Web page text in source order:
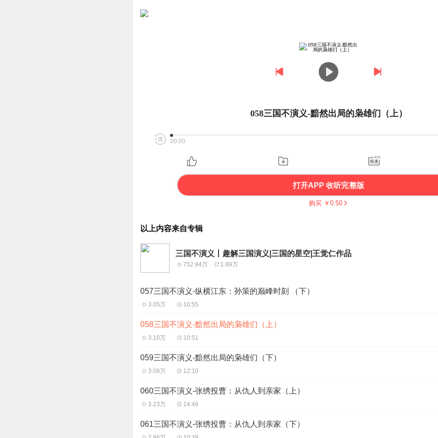
058三国不演义-黯然出局的枭雄们（上）
00:00
打开APP 收听完整版
购买 ￥ 0.50
以上内容来自专辑
三国不演义丨趣解三国演义|三国的星空|王觉仁作品
752.94万 1.89万
057三国不演义-纵横江东：孙策的巅峰时刻 （下）
3.05万 10:55
058三国不演义-黯然出局的枭雄们（上）
3.10万 10:51
059三国不演义-黯然出局的枭雄们（下）
3.08万 12:10
060三国不演义-张绣投曹：从仇人到亲家（上）
3.23万 14:46
061三国不演义-张绣投曹：从仇人到亲家（下）